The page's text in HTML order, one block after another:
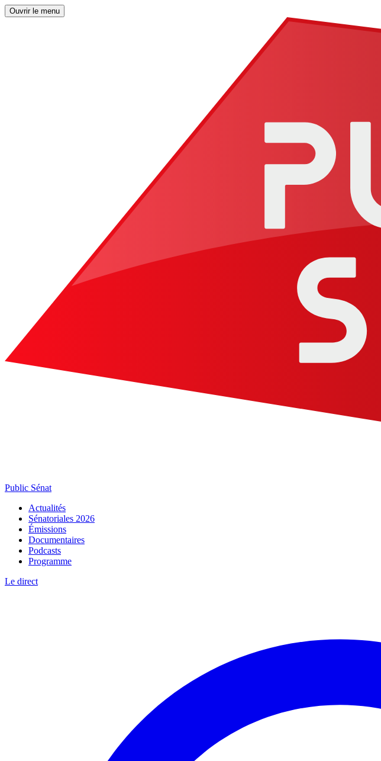
Ouvrir le menu
Public Sénat
Actualités
Sénatoriales 2026
Émissions
Documentaires
Podcasts
Programme
Le direct